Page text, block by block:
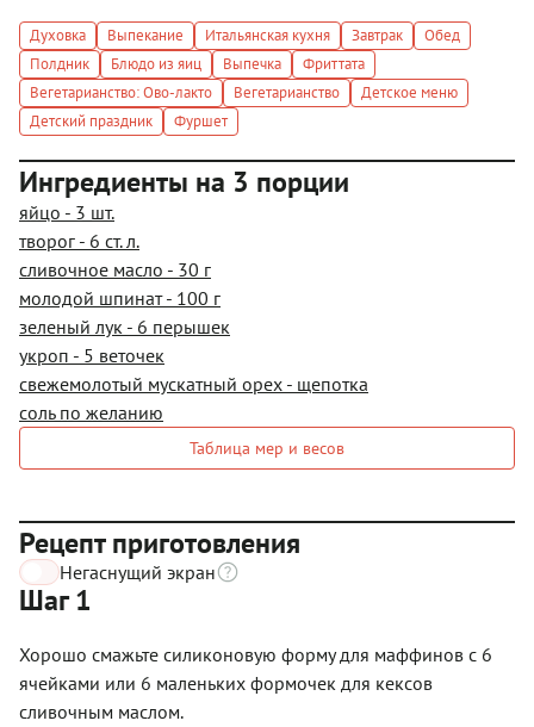
Духовка Выпекание Итальянская кухня Завтрак
Обед
Полдник
Блюдо из яиц Выпечка
Фриттата
Вегетарианство: Ово-лакто
Вегетарианство
Детское меню
Детский праздник
Фуршет
Ингредиенты на 3 порции
яйцо - 3 шт.
творог - 6 ст. л.
сливочное масло - 30 г
молодой шпинат - 100 г
зеленый лук - 6 перышек
укроп - 5 веточек
свежемолотый мускатный орех - щепотка
соль по желанию
Таблица мер и весов
Рецепт приготовления
Негаснущий экран
Шаг 1
Хорошо смажьте силиконовую форму для маффинов с 6
ячейками или 6 маленьких формочек для кексов
сливочным маслом.